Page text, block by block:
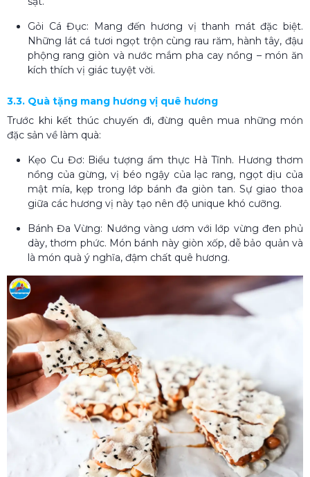
Gỏi Cá Đục: Mang đến hương vị thanh mát đặc biệt.
Những lát cá tươi ngọt trộn cùng rau răm, hành tây, đậu
phộng rang giòn và nước mắm pha cay nồng – món ăn
kích thích vị giác tuyệt vời.
3.3. Quà tặng mang hương vị quê hương
Trước khi kết thúc chuyến đi, đừng quên mua những món
đặc sản về làm quà:
Kẹo Cu Đơ: Biểu tượng ẩm thực Hà Tĩnh. Hương thơm
nồng của gừng, vị béo ngậy của lạc rang, ngọt dịu của
mật mía, kẹp trong lớp bánh đa giòn tan. Sự giao thoa
giữa các hương vị này tạo nên độ unique khó cưỡng.
Bánh Đa Vừng: Nướng vàng ươm với lớp vừng đen phủ
dày, thơm phức. Món bánh này giòn xốp, dễ bảo quản và
là món quà ý nghĩa, đậm chất quê hương.